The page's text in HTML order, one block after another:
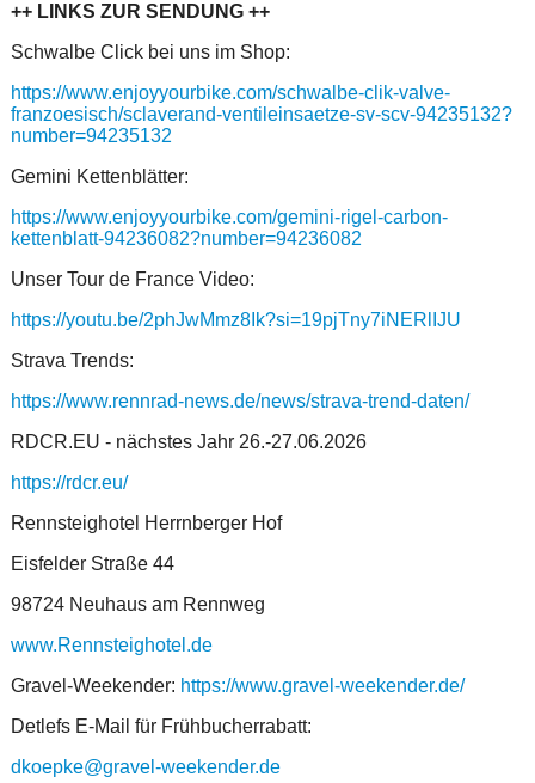
++ LINKS ZUR SENDUNG ++
Schwalbe Click bei uns im Shop:
https://www.enjoyyourbike.com/schwalbe-clik-valve-
franzoesisch/sclaverand-ventileinsaetze-sv-scv-94235132?
number=94235132
Gemini Kettenblätter:
https://www.enjoyyourbike.com/gemini-rigel-carbon-
kettenblatt-94236082?number=94236082
Unser Tour de France Video:
https://youtu.be/2phJwMmz8Ik?si=19pjTny7iNERlIJU
Strava Trends:
https://www.rennrad-news.de/news/strava-trend-daten/
RDCR.EU - nächstes Jahr 26.-27.06.2026
https://rdcr.eu/
Rennsteighotel Herrnberger Hof
Eisfelder Straße 44
98724 Neuhaus am Rennweg
www.Rennsteighotel.de
Gravel-Weekender: https://www.gravel-weekender.de/
Detlefs E-Mail für Frühbucherrabatt:
dkoepke@gravel-weekender.de